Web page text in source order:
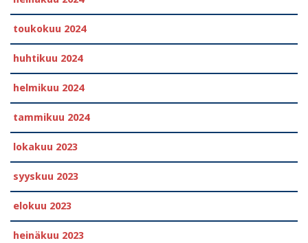
toukokuu 2024
huhtikuu 2024
helmikuu 2024
tammikuu 2024
lokakuu 2023
syyskuu 2023
elokuu 2023
heinäkuu 2023